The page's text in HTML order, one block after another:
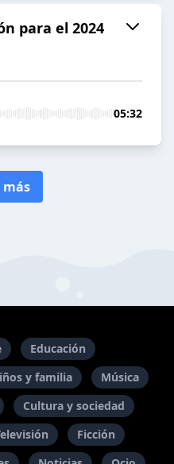
para el 2024
05:32
más
Educación
y familia
Música
Cultura y sociedad
Ficción